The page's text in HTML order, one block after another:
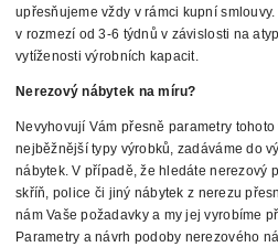
upřesňujeme vždy v rámci kupní smlouvy.
v rozmezí od 3-6 týdnů v závislosti na
vytíženosti výrobních kapacit.
Nerezový nábytek na míru?
Nevyhovují Vám přesně parametry
nejběžnějšítypy výrobků, zadáváme do
nábytek. V případě, že hledáte nerezový
skříň, police či jiný nábytek z nerezu
nám Vaše požadavky a my jej vyrobíme
Parametry a návrh podoby nerezového